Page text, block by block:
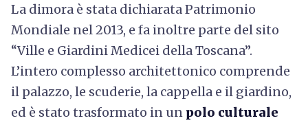
La dimora è stata dichiarata Patrimonio
Mondiale nel 2013, e fa inoltre parte del sito
“Ville e Giardini Medicei della Toscana”.
L’intero complesso architettonico comprende
il palazzo, le scuderie, la cappella e il giardino,
ed è stato trasformato in un polo culturale